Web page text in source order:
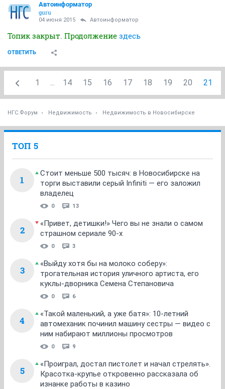
Автоинформатор
guru
04 июня 2015 Автоинформатор
Топик закрыт. Продолжение здесь
ОТВЕТИТЬ
1 ... 14 15 16 17 18 19 20 21
НГС.Форум Недвижимость Недвижимость в Новосибирске
ТОП 5
1
Стоит меньше 500 тысяч: в Новосибирске на
торги выставили серый Infiniti — его заложил
владелец
0 13
2
«Привет, детишки!» Чего вы не знали о самом
страшном сериале 90-х
0 3
3
«Выйду хотя бы на молоко соберу»:
трогательная история уличного артиста, его
куклы-дворника Семена Степановича
0 6
4
«Такой маленький, а уже батя»: 10-летний
автомеханик починил машину сестры — видео с
ним набирают миллионы просмотров
0 9
5
«Проиграл, достал пистолет и начал стрелять».
Красотка-крупье откровенно рассказала об
изнанке работы в казино